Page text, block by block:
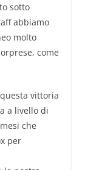
sotto
abbiamo
molto
come
questa vittoria
a livello di
che
per